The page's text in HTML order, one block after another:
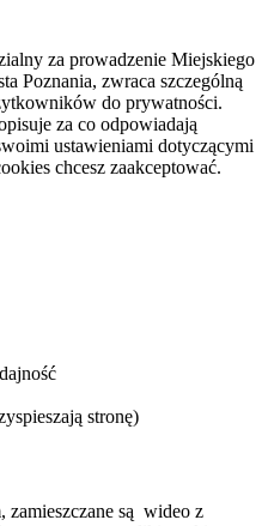
za prowadzenie Miejskiego
Poznania, zwraca szczególną
do prywatności.
za co odpowiadają
ustawieniami dotyczącymi
chcesz zaakceptować.
stronę)
zamieszczane są wideo z